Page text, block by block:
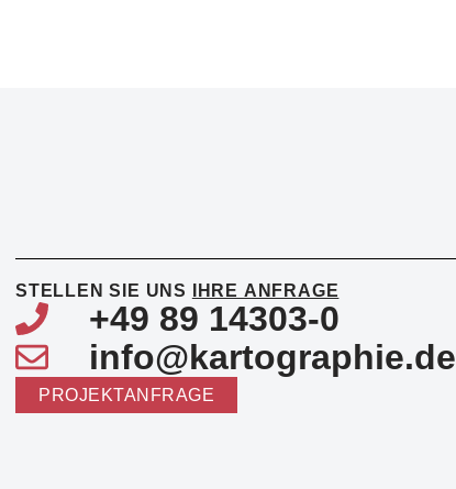
STELLEN SIE UNS IHRE ANFRAGE
+49 89 14303-0
info@kartographie.de
PROJEKTANFRAGE